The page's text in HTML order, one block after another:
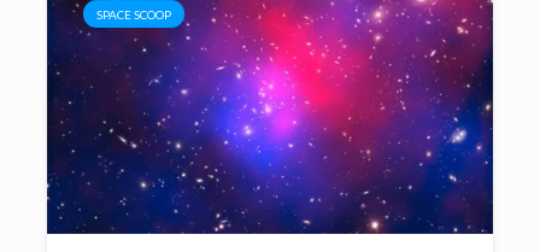
SPACE SCOOP